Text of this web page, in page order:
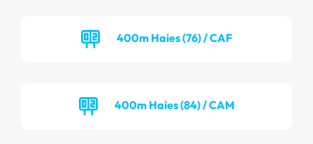
400m Haies (76) / CAF
400m Haies (84) / CAM